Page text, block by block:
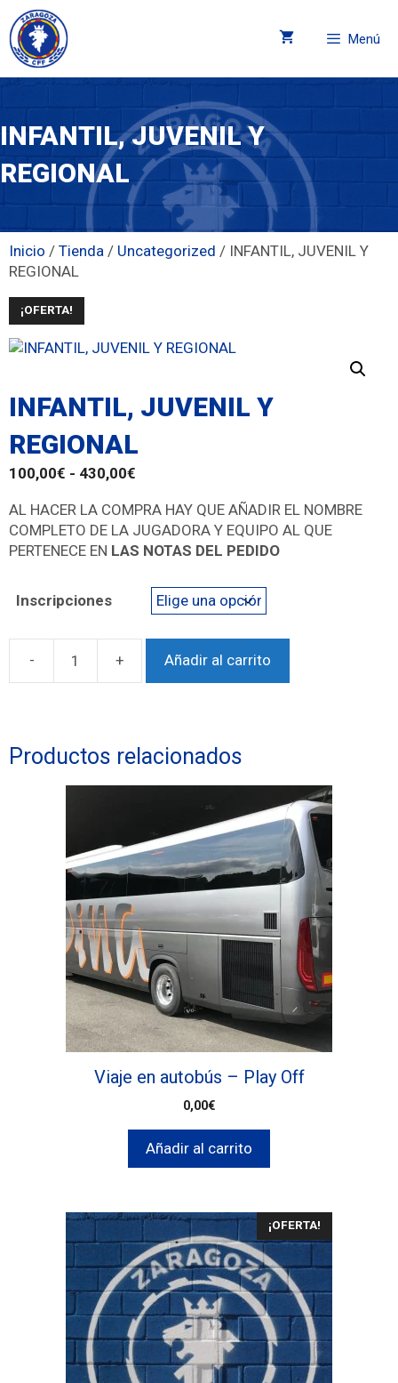
Menú
INFANTIL, JUVENIL Y
REGIONAL
Inicio / Tienda / Uncategorized / INFANTIL, JUVENIL Y
REGIONAL
¡OFERTA!
INFANTIL, JUVENIL Y
REGIONAL
100,00€ - 430,00€
AL HACER LA COMPRA HAY QUE AÑADIR EL NOMBRE
COMPLETO DE LA JUGADORA Y EQUIPO AL QUE
PERTENECE EN LAS NOTAS DEL PEDIDO
Inscripciones
- + Añadir al carrito
Productos relacionados
Viaje en autobús – Play Off
0,00€
Añadir al carrito
¡OFERTA!